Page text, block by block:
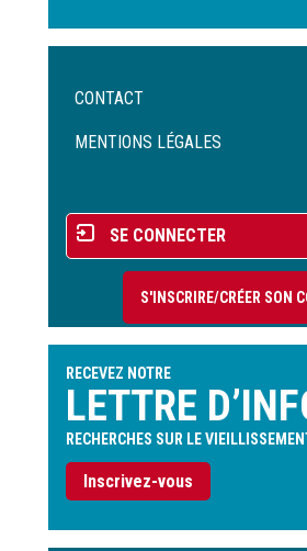
Menu
de
CONTACT
MENTIONS LÉGALES
Menu
du
compte
l'utilisateur
SE CONNECTER
S'INSCRIRE/CRÉER SON
RECEVEZ NOTRE
LETTRE
RECHERCHES SUR LE
Inscrivez-vous